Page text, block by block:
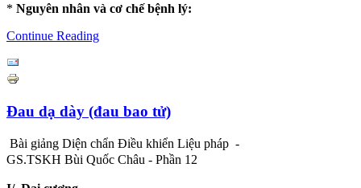
* Nguyên nhân và cơ chế bệnh lý:
Continue Reading
Đau dạ dày (đau bao tử)
Bài giảng Diện chẩn Điều khiển Liệu pháp -
GS.TSKH Bùi Quốc Châu - Phần 12